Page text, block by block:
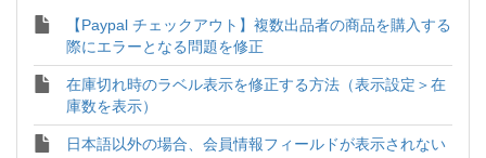
【Paypal チェックアウト】複数出品者の商品を購入する
際にエラーとなる問題を修正
在庫切れ時のラベル表示を修正する方法（表示設定＞在
庫数を表示）
日本語以外の場合、会員情報フィールドが表示されない